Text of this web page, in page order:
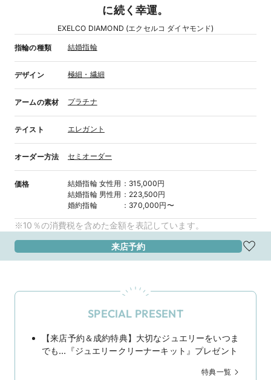
に続く幸運。
EXELCO DIAMOND (エクセルコ ダイヤモンド)
指輪の種類 結婚指輪
デザイン 極細・繊細
アームの素材 プラチナ
テイスト エレガント
オーダー方法 セミオーダー
価格 結婚指輪 女性用 ： 315,000円
結婚指輪 男性用 ： 223,500円
婚約指輪
： 370,000円〜
※10％の消費税を含めた金額を表記しています。
来店予約
SPECIAL PRESENT
【来店予約＆成約特典】大切なジュエリーをいつま
でも…『ジュエリークリーナーキット』プレゼント
特典一覧